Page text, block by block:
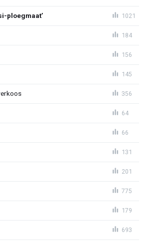
ploegmaat’ 1021
184
156
145
356
64
66
131
201
775
179
693